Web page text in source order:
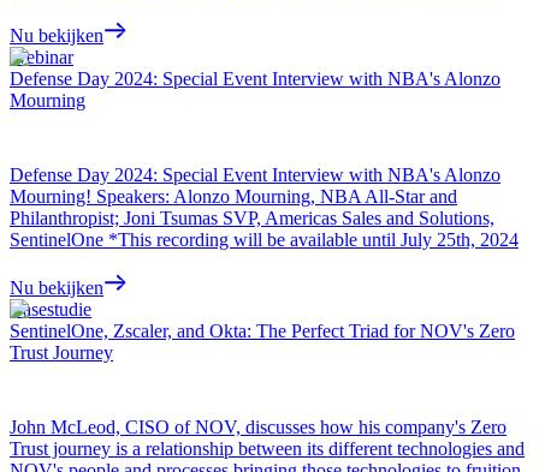
Nu bekijken
Webinar
Defense Day 2024: Special Event Interview with NBA's Alonzo
Mourning
Defense Day 2024: Special Event Interview with NBA's Alonzo
Mourning! Speakers: Alonzo Mourning, NBA All-Star and
Philanthropist; Joni Tsumas SVP, Americas Sales and Solutions,
SentinelOne *This recording will be available until July 25th, 2024
Nu bekijken
Casestudie
SentinelOne, Zscaler, and Okta: The Perfect Triad for NOV's Zero
Trust Journey
John McLeod, CISO of NOV, discusses how his company's Zero
Trust journey is a relationship between its different technologies and